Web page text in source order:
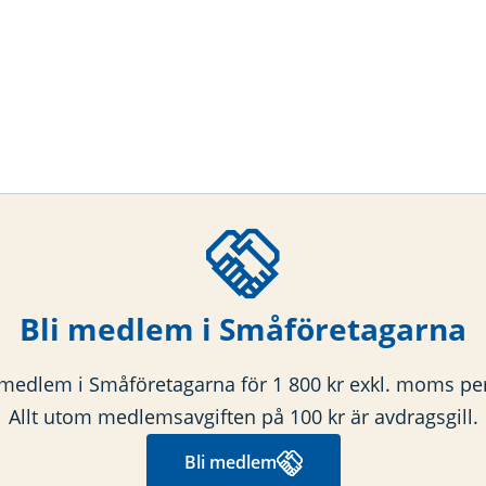
Bli medlem i Småföretagarna
i Småföretagarna för 1 800 kr exkl. moms
Allt utom medlemsavgiften på 100 kr är avdragsgill.
Bli medlem